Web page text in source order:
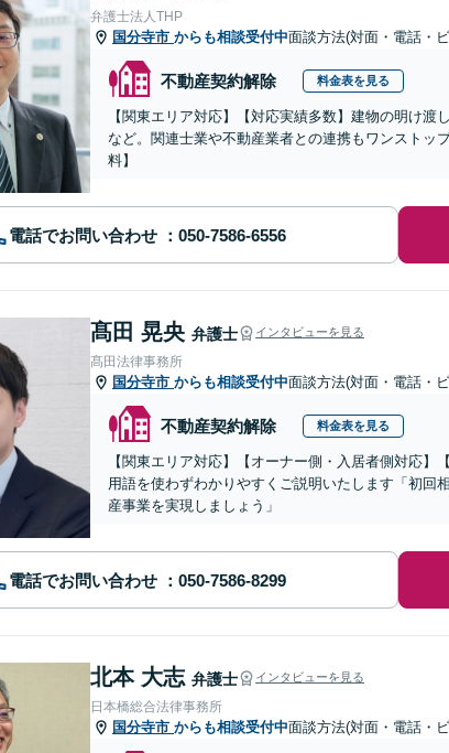
弁護士法人THP
国分寺市 からも相談受付中面談方法(対面・電話・
不動産契約解除 料金表を見る
【関東エリア対応】【対応実績多数】建物の明け
など。関連士業や不動産業者との連携もワンストッ
料】
電話でお問い合わせ
髙田 晃央 弁護士 インタビューを見る
髙田法律事務所
国分寺市 からも相談受付中面談方法(対面・電話・
不動産契約解除 料金表を見る
【関東エリア対応】【オーナー側・入居者側対応
用語を使わずわかりやすくご説明いたします「初回
産事業を実現しましょう」
電話でお問い合わせ
北本 大志 弁護士 インタビューを見る
日本橋総合法律事務所
国分寺市 からも相談受付中面談方法(対面・電話・